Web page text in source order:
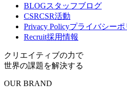
BLOGスタッフブログ
CSRCSR活動
Privacy Policyプライバシーポ
Recruit採用情報
クリエイティブの力で
世界の課題を解決する
OUR BRAND